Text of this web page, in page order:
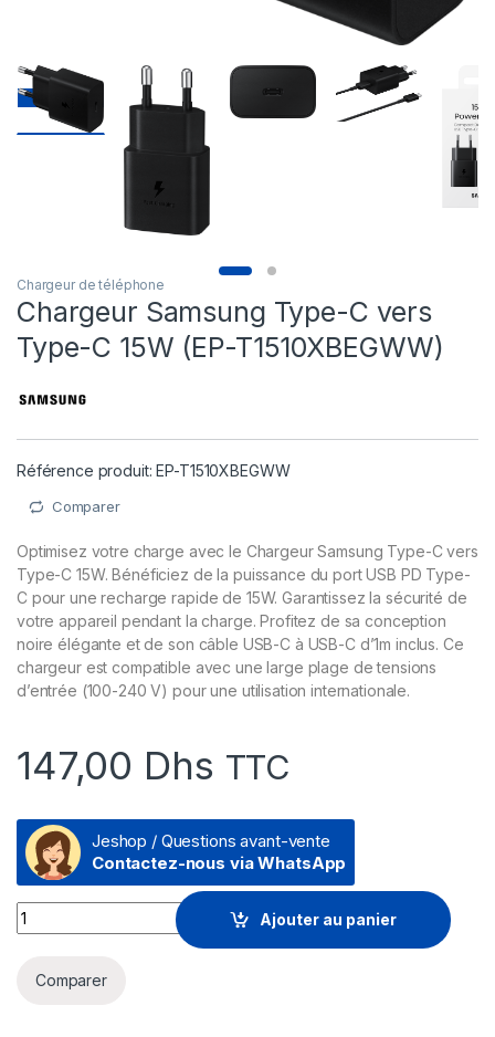
Chargeur de téléphone
Chargeur Samsung Type-C vers
Type-C 15W (EP-T1510XBEGWW)
Référence produit: EP-T1510XBEGWW
Comparer
Optimisez votre charge avec le Chargeur Samsung Type-C vers
Type-C 15W. Bénéficiez de la puissance du port USB PD Type-
C pour une recharge rapide de 15W. Garantissez la sécurité de
votre appareil pendant la charge. Profitez de sa conception
noire élégante et de son câble USB-C à USB-C d’1m inclus. Ce
chargeur est compatible avec une large plage de tensions
d’entrée (100-240 V) pour une utilisation internationale.
147,00 Dhs TTC
Jeshop / Questions avant-vente
Contactez-nous via WhatsApp
Chargeur Samsung Type-C vers Type-C 15W (EP-
Ajouter au panier
Comparer